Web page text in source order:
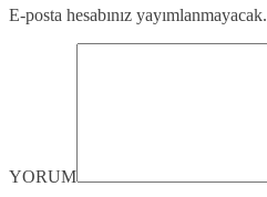
E-posta hesabınız yayımlanmayacak.
YORUM